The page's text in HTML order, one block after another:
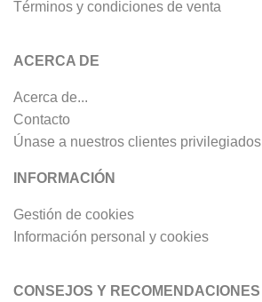
Términos y condiciones de venta
ACERCA DE
Acerca de...
Contacto
Únase a nuestros clientes privilegiados
INFORMACIÓN
Gestión de cookies
Información personal y cookies
CONSEJOS Y RECOMENDACIONES